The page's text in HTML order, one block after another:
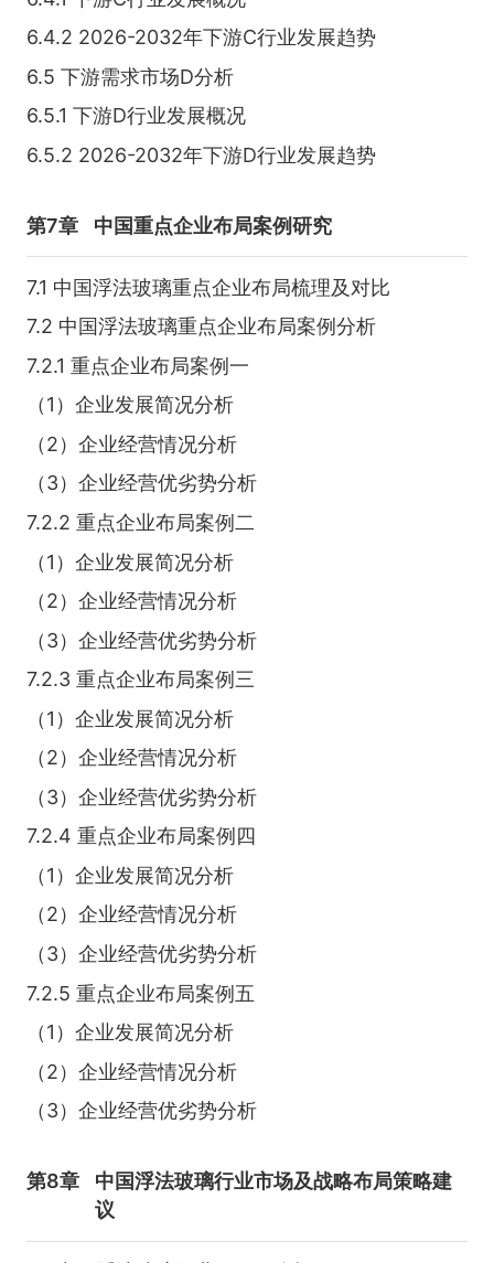
6.4.2 2026-2032年下游C行业发展趋势
6.5 下游需求市场D分析
6.5.1 下游D行业发展概况
6.5.2 2026-2032年下游D行业发展趋势
第7章 中国重点企业布局案例研究
7.1 中国浮法玻璃重点企业布局梳理及对比
7.2 中国浮法玻璃重点企业布局案例分析
7.2.1 重点企业布局案例一
（1）企业发展简况分析
（2）企业经营情况分析
（3）企业经营优劣势分析
7.2.2 重点企业布局案例二
（1）企业发展简况分析
（2）企业经营情况分析
（3）企业经营优劣势分析
7.2.3 重点企业布局案例三
（1）企业发展简况分析
（2）企业经营情况分析
（3）企业经营优劣势分析
7.2.4 重点企业布局案例四
（1）企业发展简况分析
（2）企业经营情况分析
（3）企业经营优劣势分析
7.2.5 重点企业布局案例五
（1）企业发展简况分析
（2）企业经营情况分析
（3）企业经营优劣势分析
第8章
中国浮法玻璃行业市场及战略布局策略建
议